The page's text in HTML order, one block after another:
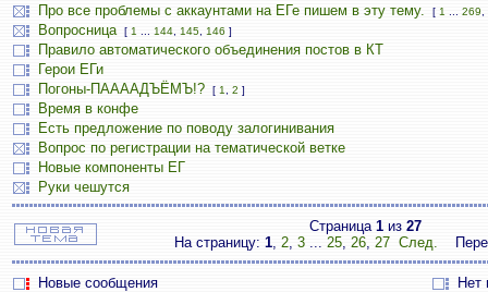
Про все проблемы с аккаунтами на ЕГе пишем в эту тему. [ 1 269
Вопросница [ 1 144 145 146 ]
Правило автоматического объединения постов в КТ
Герои ЕГи
Погоны-ПААААДЪЁМЪ!?
[ 1 2 ]
Время в конфе
Есть предложение по поводу залогинивания
Вопрос по регистрации на тематической ветке
Новые компоненты ЕГ
Руки чешутся
Страница 1из 27
На страницу: 1, 2, 3 ... 25, 26, 27 След.
Новые сообщения
Нет